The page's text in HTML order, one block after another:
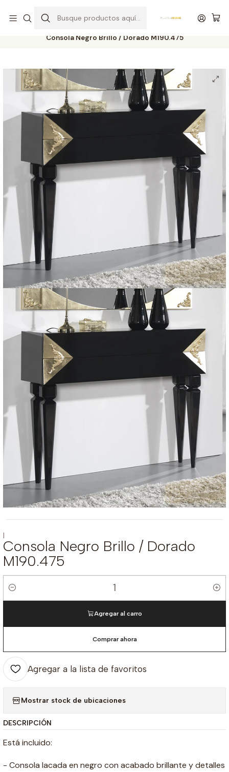
Consola Negro Brillo / Dorado M190.475
|
Consola Negro Brillo / Dorado
M190.475
Cantidad
Agregar al carro
Comprar ahora
Agregar a la lista de favoritos
Mostrar stock de ubicaciones
DESCRIPCIÓN
Está incluido:
- Consola lacada en negro con acabado brillante y detalles